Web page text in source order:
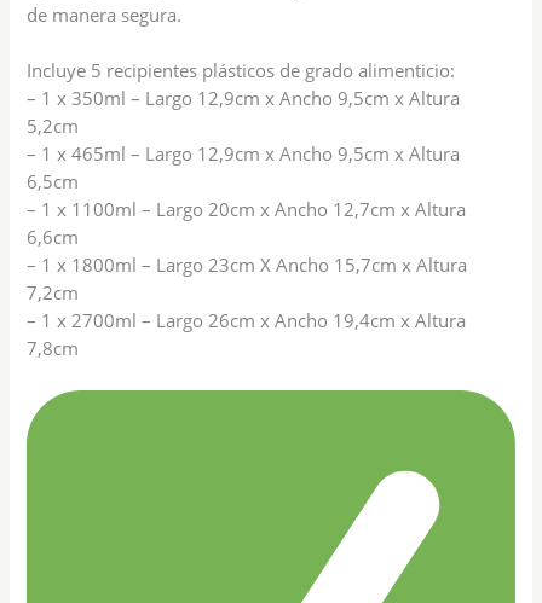
de manera segura.
Incluye 5 recipientes plásticos de grado alimenticio:
– 1 x 350ml – Largo 12,9cm x Ancho 9,5cm x Altura
5,2cm
– 1 x 465ml – Largo 12,9cm x Ancho 9,5cm x Altura
6,5cm
– 1 x 1100ml – Largo 20cm x Ancho 12,7cm x Altura
6,6cm
– 1 x 1800ml – Largo 23cm X Ancho 15,7cm x Altura
7,2cm
– 1 x 2700ml – Largo 26cm x Ancho 19,4cm x Altura
7,8cm